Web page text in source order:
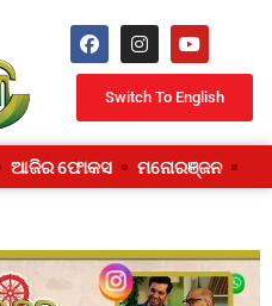
Switch To English
ଆଜିର ଫୋକସ ମନୋରଞ୍ଜନ